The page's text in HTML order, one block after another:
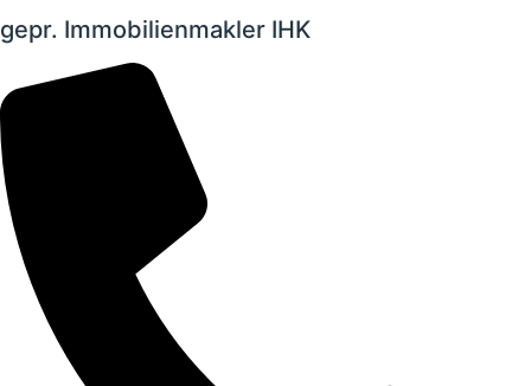
gepr. Immobilienmakler IHK